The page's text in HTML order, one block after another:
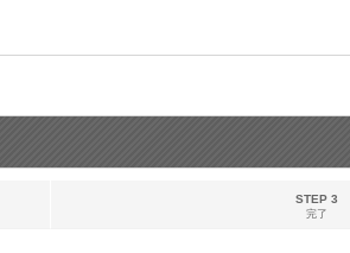
STEP 3
完了